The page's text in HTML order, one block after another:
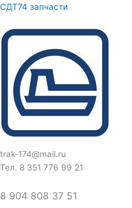
Перейти
содержимому
СДТ74 запчасти
trak-174@mail.ru
Тел. 8 351 776 99 21
8 904 808 37 51
Искать: